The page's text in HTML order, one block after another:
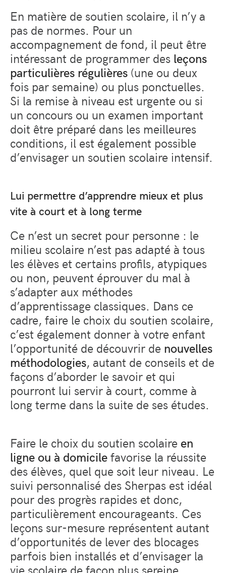
En matière de soutien scolaire, il n’y a
pas de normes. Pour un
accompagnement de fond, il peut être
intéressant de programmer des leçons
particulières régulières (une ou deux
fois par semaine) ou plus ponctuelles.
Si la remise à niveau est urgente ou si
un concours ou un examen important
doit être préparé dans les meilleures
conditions, il est également possible
d’envisager un soutien scolaire intensif.
Lui permettre d’apprendre mieux et plus
vite à court et à long terme
Ce n’est un secret pour personne : le
milieu scolaire n’est pas adapté à tous
les élèves et certains profils, atypiques
ou non, peuvent éprouver du mal à
s’adapter aux méthodes
d’apprentissage classiques. Dans ce
cadre, faire le choix du soutien scolaire,
c’est également donner à votre enfant
l’opportunité de découvrir de nouvelles
méthodologies, autant de conseils et de
façons d’aborder le savoir et qui
pourront lui servir à court, comme à
long terme dans la suite de ses études.
Faire le choix du soutien scolaire en
ligne ou à domicilefavorise la réussite
des élèves, quel que soit leur niveau. Le
suivi personnalisé des Sherpas est idéal
pour des progrès rapides et donc,
particulièrement encourageants. Ces
leçons sur-mesure représentent autant
d’opportunités de lever des blocages
parfois bien installés et d’envisager la
vie scolaire de façon plus sereine.